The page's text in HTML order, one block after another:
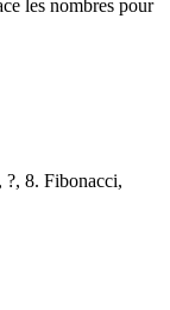
les nombres pour
?, 8. Fibonacci,